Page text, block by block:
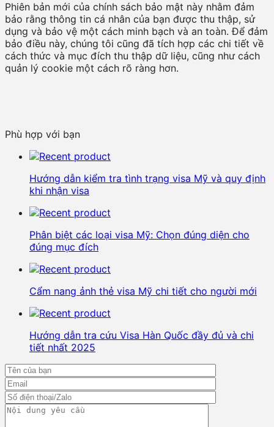
Phiên bản mới của chính sách bảo mật này nhằm đảm
bảo rằng thông tin cá nhân của bạn được thu thập, sử
dụng và bảo vệ một cách minh bạch và an toàn. Để đảm
bảo điều này, chúng tôi cũng đã tích hợp các chi tiết về
cách thức và mục đích thu thập dữ liệu, cũng như cách
quản lý cookie một cách rõ ràng hơn.
Phù hợp với bạn
Hướng dẫn kiểm tra tình trạng visa Mỹ và quy định
khi nhận visa
Phân biệt các loại visa Mỹ: Chọn đúng diện cho
đúng mục đích
Cẩm nang ảnh thẻ visa Mỹ chi tiết cho người mới
Hướng dẫn tra cứu Visa Hàn Quốc đầy đủ và chi
tiết nhất 2025